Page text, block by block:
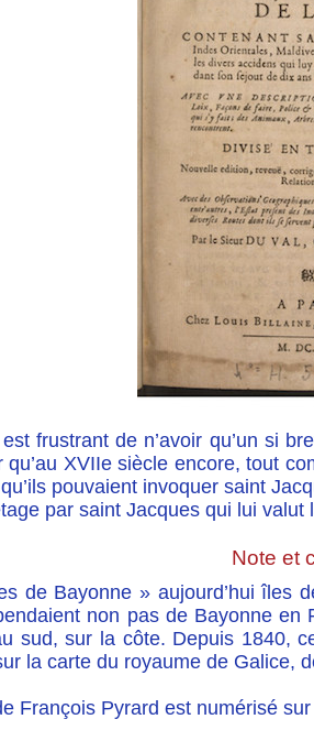
frustrant de n’avoir qu’un si
qu’au XVIIe siècle encore, tout
pouvaient invoquer saint
par saint Jacques qui lui
Note et
de Bayonne » aujourd’hui îles
non pas de Bayonne
sud, sur la côte. Depuis 1840,
la carte du royaume de Galice,
François Pyrard est numérisé sur